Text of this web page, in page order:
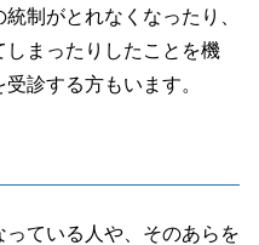
制がとれなくなったり、
しまったりしたことを機
診する方もいます。
ている人や、そのあらを